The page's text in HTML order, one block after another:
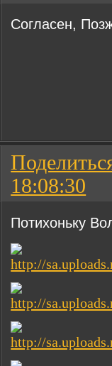
Согласен,
18:08:30
Потихоньку